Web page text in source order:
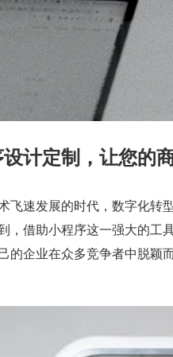
计定制，让您的
飞速发展的时代，数字化转
，借助小程序这一强大的工
的企业在众多竞争者中脱颖